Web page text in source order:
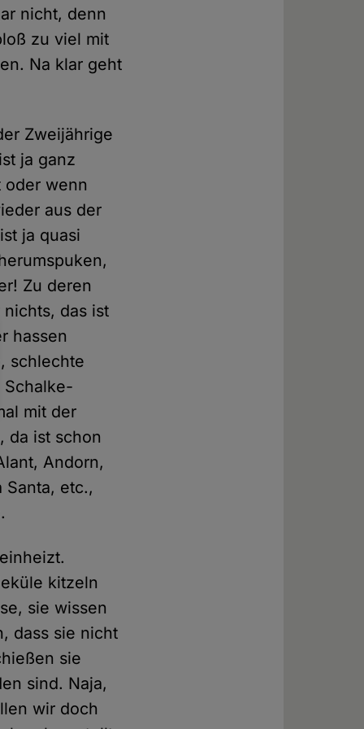
nicht, denn
zu viel mit
Na klar geht
Zweijährige
ja ganz
wenn
aus der
ja quasi
Zu deren
das ist
hassen
schlechte
Schalke-
mit der
da ist schon
Andorn,
Santa, etc.,
kitzeln
sie wissen
dass sie nicht
sie
sind. Naja,
wir doch